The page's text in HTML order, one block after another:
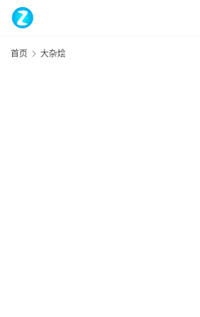
首页 大杂烩